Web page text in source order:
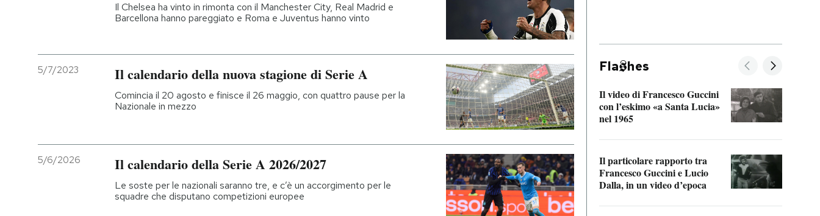
CALENDARIO
Entra
Il Chelsea ha vinto in rimonta con il Manchester City, Real Madrid e
Barcellona hanno pareggiato e Roma e Juventus hanno vinto
5/7/2023 Il calendario della nuova stagione di Serie A
Comincia il 20 agosto e finisce il 26 maggio, con quattro pause per la
Nazionale in mezzo
5/6/2026 Il calendario della Serie A 2026/2027
Le soste per le nazionali saranno tre, e c’è un accorgimento per le
squadre che disputano competizioni europee
Fla hes
Il video di Francesco Guccini
con l’eskimo «a Santa Lucia»
nel 1965
Il particolare rapporto tra
Francesco Guccini e Lucio
Dalla, in un video d’epoca